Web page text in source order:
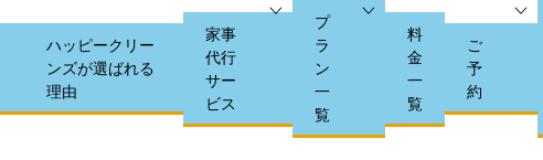
ハッピークリー
ンズが選ばれる
理由
家事
代行
サー
ビス
プ
ラ
ン
一
覧
料
金
一
覧
ご
予
約